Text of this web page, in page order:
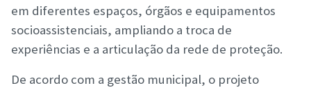
em diferentes espaços, órgãos e equipamentos
socioassistenciais, ampliando a troca de
experiências e a articulação da rede de proteção.
De acordo com a gestão municipal, o projeto